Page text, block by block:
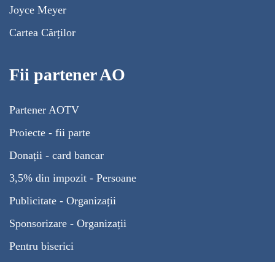
Joyce Meyer
Cartea Cărților
Fii partener AO
Partener AOTV
Proiecte - fii parte
Donații - card bancar
3,5% din impozit - Persoane
Publicitate - Organizații
Sponsorizare - Organizații
Pentru biserici